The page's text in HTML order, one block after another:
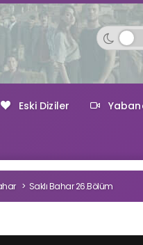
Eski Diziler
Saklı Bahar 26.Bölüm